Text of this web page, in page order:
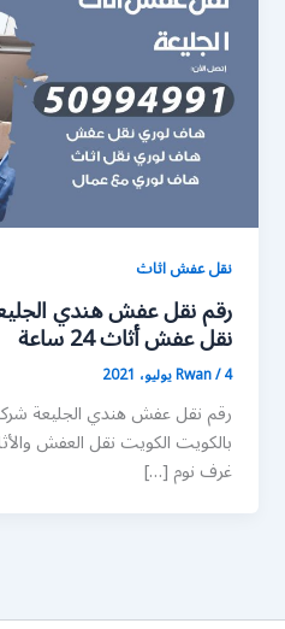
نقل عفش اثاث
نقل عفش أثاث 24 ساعة
Rwan/4 يوليو، 2021
رقم نقل عفش هندي الجليعة
بالكويت الكويت نقل العفش
غرف نوم […]